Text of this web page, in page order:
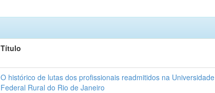
Título
O histórico de lutas dos profissionais readmitidos na Universidade
Federal Rural do Rio de Janeiro